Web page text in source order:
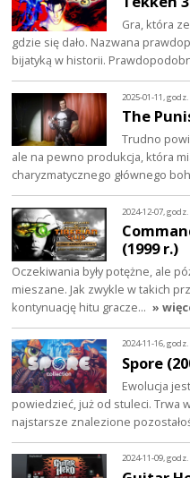
Gra, która
gdzie się dało. Nazwana
bijatyką w historii.
2025-01-11,
The
Trudno
ale na pewno produkcja, która
charyzmatycznego głównego
2024-12-07,
(1999 r.)
Oczekiwania były potężne, ale
mieszane. Jak zwykle w takich
kontynuację hitu gracze… »
2024-11-16,
Spore
Ewolucja
powiedzieć, już od stuleci. Trwa
najstarsze znalezione
2024-11-09,